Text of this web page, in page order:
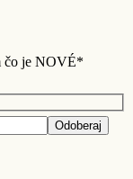
čo je NOVÉ*
Odoberaj